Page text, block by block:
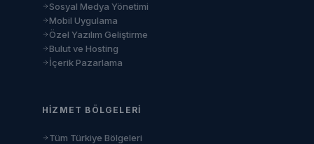
Sosyal Medya Yönetimi
Mobil Uygulama
Özel Yazılım Geliştirme
Bulut ve Hosting
İçerik Pazarlama
HIZMET BÖLGELERI
Tüm Türkiye Bölgeleri